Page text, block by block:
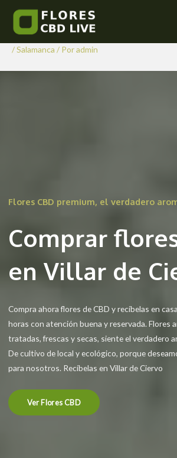
contenido
Comprar Flores CBD
de Ciervo
/Salamanca / Poradmin
Flores CBD premium, el verdadero
Comprar
en Villar de
Compra ahora flores de CBD y recíbelas en
horas con atención buena y reservada. Flores
tratadas, frescas y secas, siente el verdadero
De cultivo de local y ecológico, porque
para nosotros. Recíbelas en Villar de Ciervo
Ver Flores CBD